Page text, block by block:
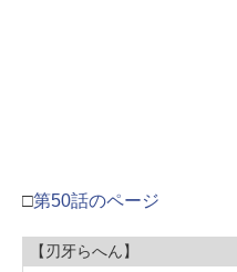
□第50話のページ
【刃牙らへん】